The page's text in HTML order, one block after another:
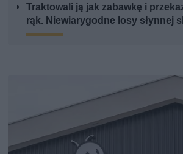
Traktowali ją jak zabawkę i
rąk. Niewiarygodne losy słynnej